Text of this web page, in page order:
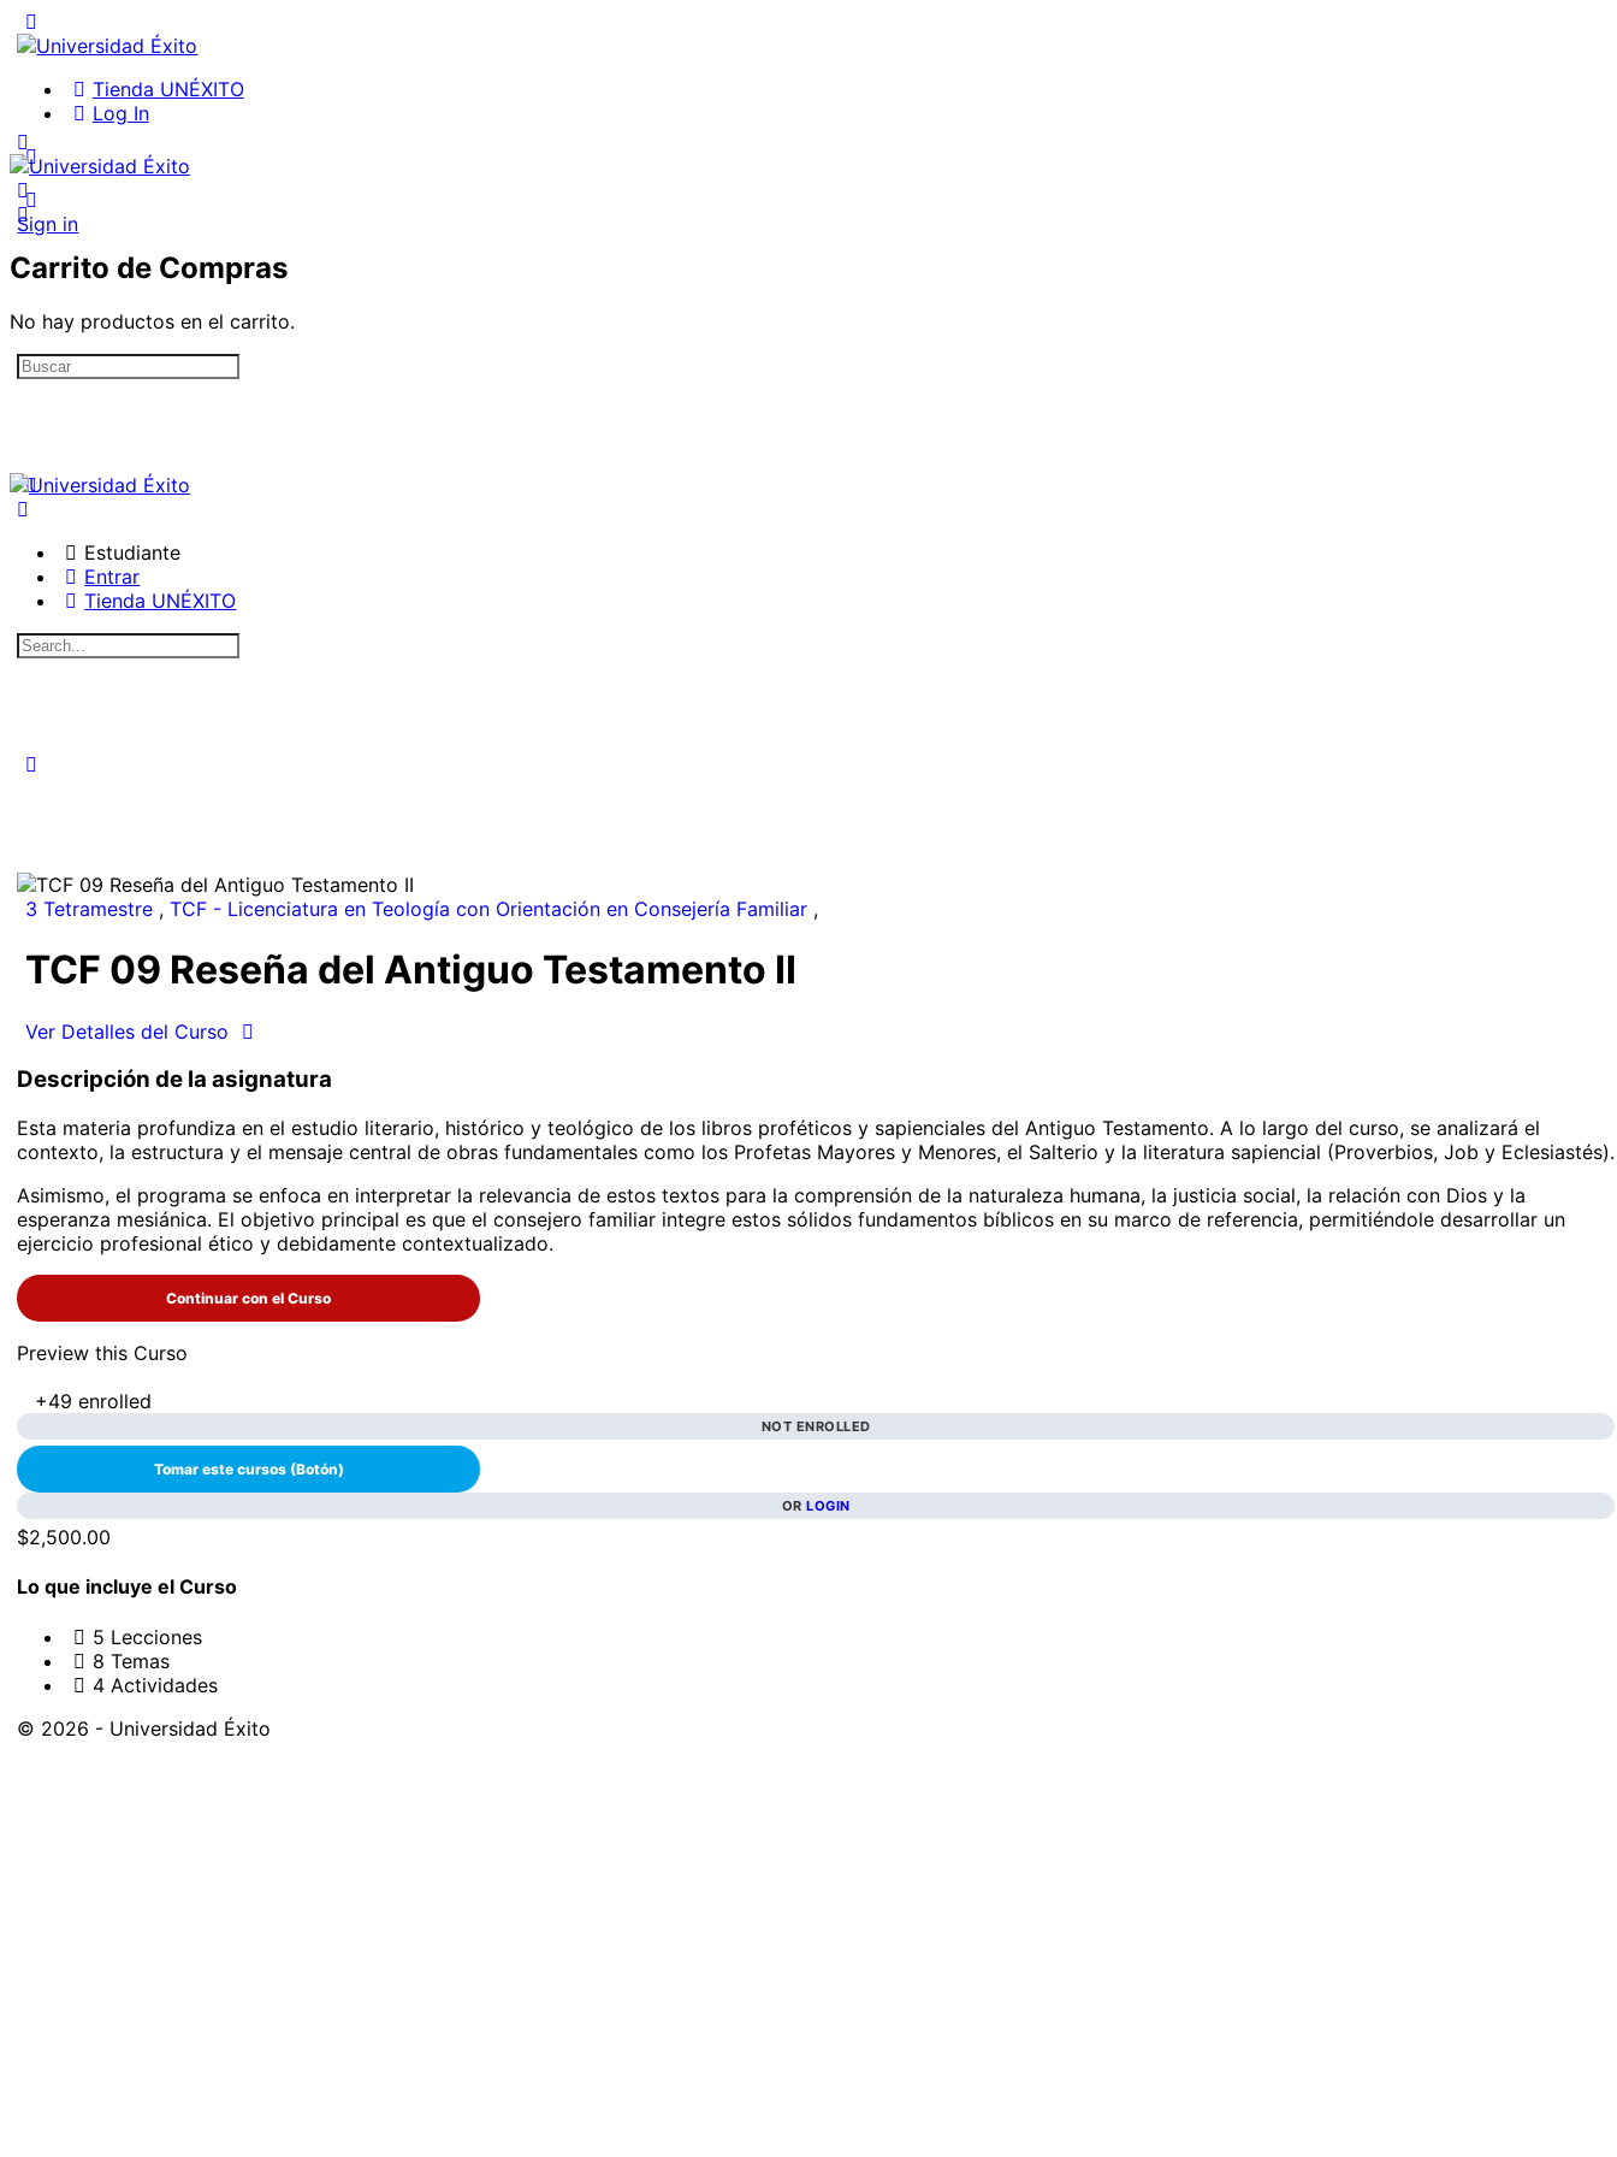
Tienda UNÉXITO
Log In
Sign in
Carrito de Compras
No hay productos en el carrito.
Search
for:
Estudiante
Entrar
Tienda UNÉXITO
Search
for:
3 Tetramestre , TCF - Licenciatura en Teología con Orientación en Consejería Familiar ,
TCF 09 Reseña del Antiguo Testamento II
Ver Detalles del Curso
Descripción de la asignatura
Esta materia profundiza en el estudio literario, histórico y teológico de los libros proféticos y sapienciales del Antiguo Testamento. A lo largo del curso, se analizará el
contexto, la estructura y el mensaje central de obras fundamentales como los Profetas Mayores y Menores, el Salterio y la literatura sapiencial (Proverbios, Job y Eclesiastés).
Asimismo, el programa se enfoca en interpretar la relevancia de estos textos para la comprensión de la naturaleza humana, la justicia social, la relación con Dios y la
esperanza mesiánica. El objetivo principal es que el consejero familiar integre estos sólidos fundamentos bíblicos en su marco de referencia, permitiéndole desarrollar un
ejercicio profesional ético y debidamente contextualizado.
Continuar con el Curso
Preview this Curso
+49enrolled
NOT ENROLLED
ORLOGIN
$2,500.00
Lo que incluye el Curso
5 Lecciones
8 Temas
4 Actividades
© 2026 - Universidad Éxito